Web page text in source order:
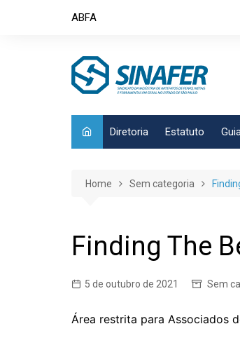
ABFA
Diretoria Estatuto
Home Sem categoria
Finding The
5 de outubro de 2021 Sem
Área restrita para Associados